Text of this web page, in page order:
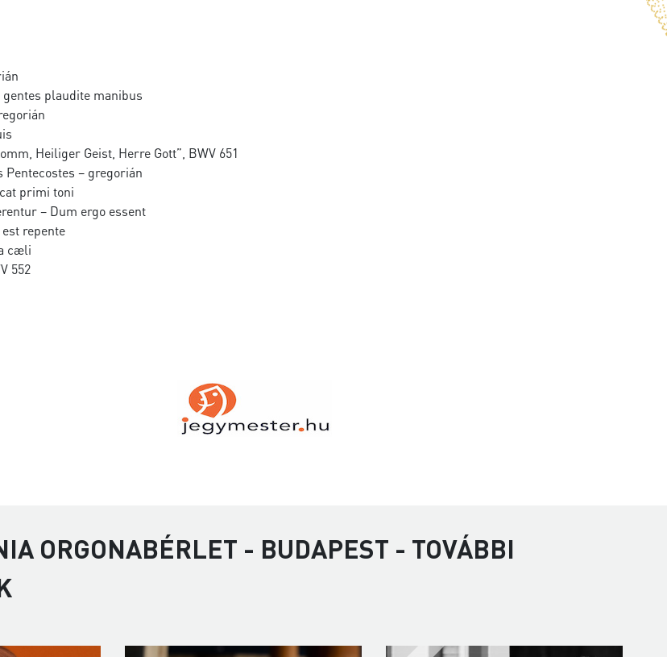
plaudite manibus
Heiliger Geist, Herre Gott”, BWV 651
– gregorián
primi toni
– Dum ergo essent
repente
cæli
552
ORGONABÉRLET - BUDAPEST - TOVÁBBI